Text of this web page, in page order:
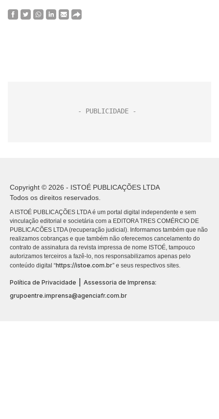
Copyright © 2026 - ISTOÉ PUBLICAÇÕES LTDA
Todos os direitos reservados.
A ISTOÉ PUBLICAÇÕES LTDA é um portal digital independente e sem
vinculação editorial e societária com a EDITORA TRES COMÉRCIO DE
PUBLICACÕES LTDA (recuperação judicial). Informamos também que não
realizamos cobranças e que também não oferecemos cancelamento do
contrato de assinatura da revista impressa de nome ISTOÉ, tampouco
autorizamos terceiros a fazê-lo, nos responsabilizamos apenas pelo
conteúdo digital “https://istoe.com.br” e seus respectivos sites.
Política de Privacidade
Assessoria de Imprensa:
grupoentre.imprensa@agenciafr.com.br